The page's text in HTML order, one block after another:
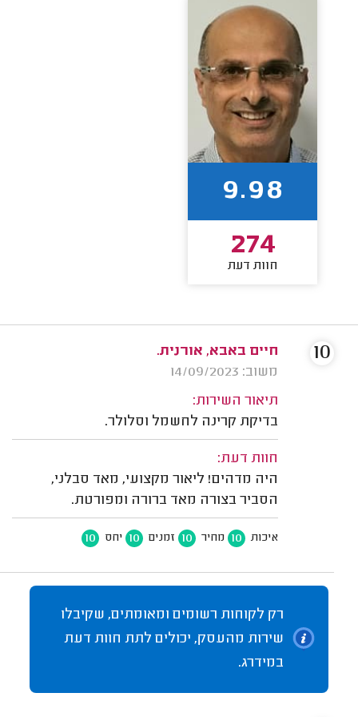
9.98
274
חוות דעת
חיים באבא, אורנית.
משוב: 14/09/2023
תיאור השירות:
בדיקת קרינה לחשמל וסלולר.
חוות דעת:
היה מדהים! ליאור מקצועי, מאד סבלני,
הסביר בצורה מאד ברורה ומפורטת.
איכות 10 מחיר 10 זמנים 10 יחס 10
10
רק לקוחות רשומים ומאומתים, שקיבלו
שירות מהעסק, יכולים לתת חוות דעת
במידרג.